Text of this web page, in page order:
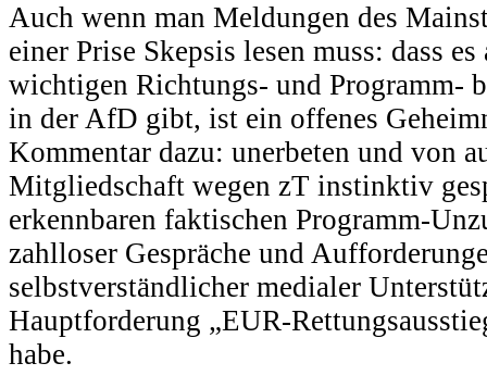
Auch wenn man Meldungen des
einer Prise Skepsis lesen muss: dass
wichtigen Richtungs- und Programm-
in der AfD gibt, ist ein offenes
Kommentar dazu: unerbeten und von
Mitgliedschaft wegen zT instinktiv
erkennbaren faktischen Programm-
zahlloser Gespräche und
selbstverständlicher medialer
Hauptforderung „EUR-
habe.